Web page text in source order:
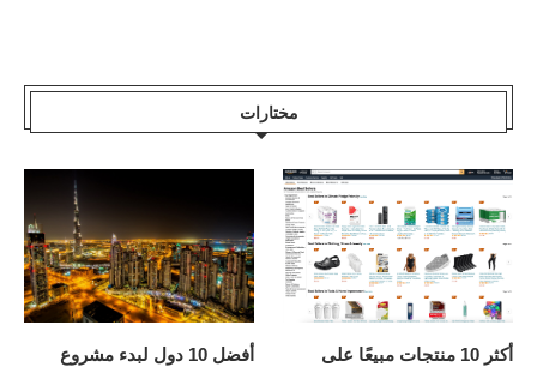
مختارات
أكثر 10 منتجات مبيعًا على
أفضل 10 دول لبدء مشروع